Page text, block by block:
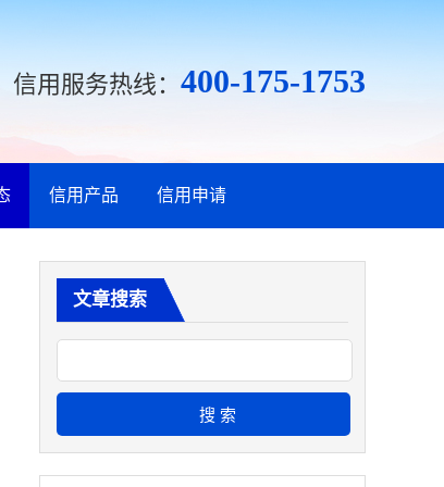
信用服务热线： 400-175-1753
信用产品 信用申请
文章搜索